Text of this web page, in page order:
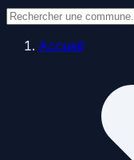
Accueil